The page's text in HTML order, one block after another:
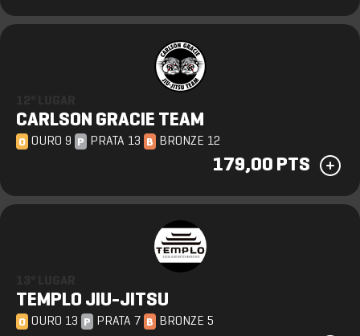
CARLSON GRACIE TEAM
O OURO 9 P PRATA 13 B BRONZE 12
179,00 PTS
TEMPLO JIU-JITSU
O OURO 13 P PRATA 7 B BRONZE 5